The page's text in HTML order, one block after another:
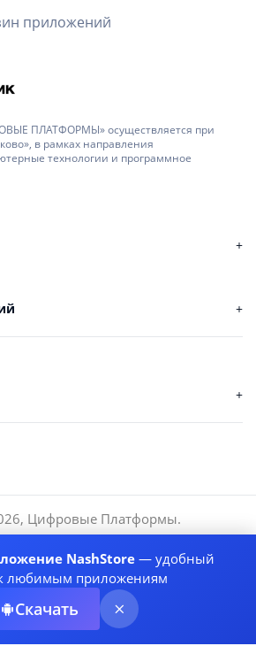
приложений
ПЛАТФОРМЫ» осуществляется при
в рамках направления
технологии и программное
, Цифровые Платформы.
системы
NashStore— удобный
любимым приложениям
Скачать